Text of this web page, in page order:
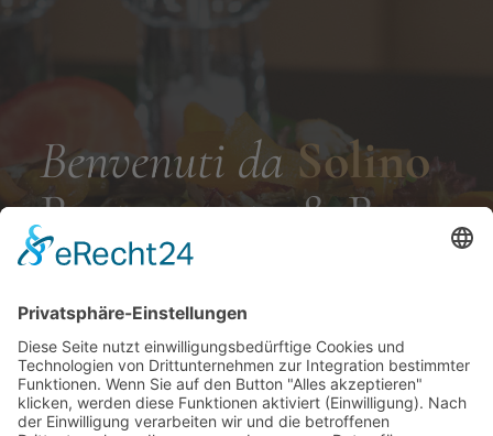
Benvenuti da Solino
Restaurante & Bar
modern interpretiert, im stilvollen Ambiente. Ein
Stück Italien auf jedem Teller, Buon Appetito.
MENÜ TISCH RESERVIEREN